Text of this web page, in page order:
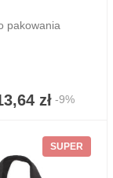
pakowania
zł -9%
SUPER